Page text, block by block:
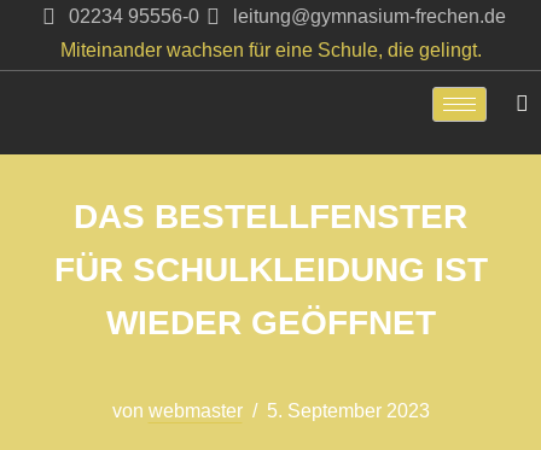
Zum
02234 95556-0
leitung@gymnasium-frechen.de
Miteinander wachsen für eine Schule, die gelingt.
DAS BESTELLFENSTER
FÜR SCHULKLEIDUNG IST
WIEDER GEÖFFNET
von webmaster 5. September 2023